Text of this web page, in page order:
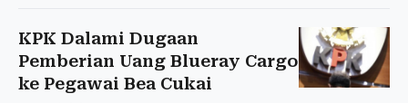
KPK Dalami Dugaan
Pemberian Uang Blueray Cargo
ke Pegawai Bea Cukai